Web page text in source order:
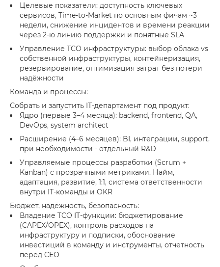
Целевые показатели: доступность ключевых
сервисов, Time-to-Market по основным фичам ~3
недели, снижение инцидентов и времени реакции
через 2-ю линию поддержки и понятные SLA
Управление TCO инфраструктуры: выбор облака vs
собственной инфраструктуры, контейнеризация,
резервирование, оптимизация затрат без потери
надёжности
Команда и процессы:
Собрать и запустить IT-департамент под продукт:
Ядро (первые 3–4 месяца): backend, frontend, QA,
DevOps, system architect
Расширение (4–6 месяцев): BI, интеграции, support,
при необходимости - отдельный R&D
Управляемые процессы разработки (Scrum +
Kanban) с прозрачными метриками. Найм,
адаптация, развитие, 1:1, система ответственности
внутри IT-команды и OKR
Бюджет, надёжность, безопасность:
Владение TCO IT-функции: бюджетирование
(CAPEX/OPEX), контроль расходов на
инфраструктуру и подписки, обоснование
инвестиций в команду и инструменты, отчетность
перед CEO